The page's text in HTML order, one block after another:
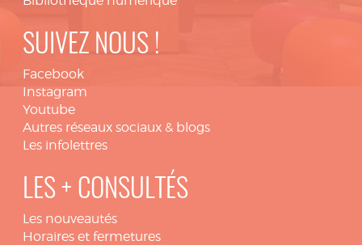
SUIVEZ NOUS !
Facebook
Instagram
Youtube
Autres réseaux sociaux & blogs
Les infolettres
LES + CONSULTÉS
Les nouveautés
Horaires et fermetures